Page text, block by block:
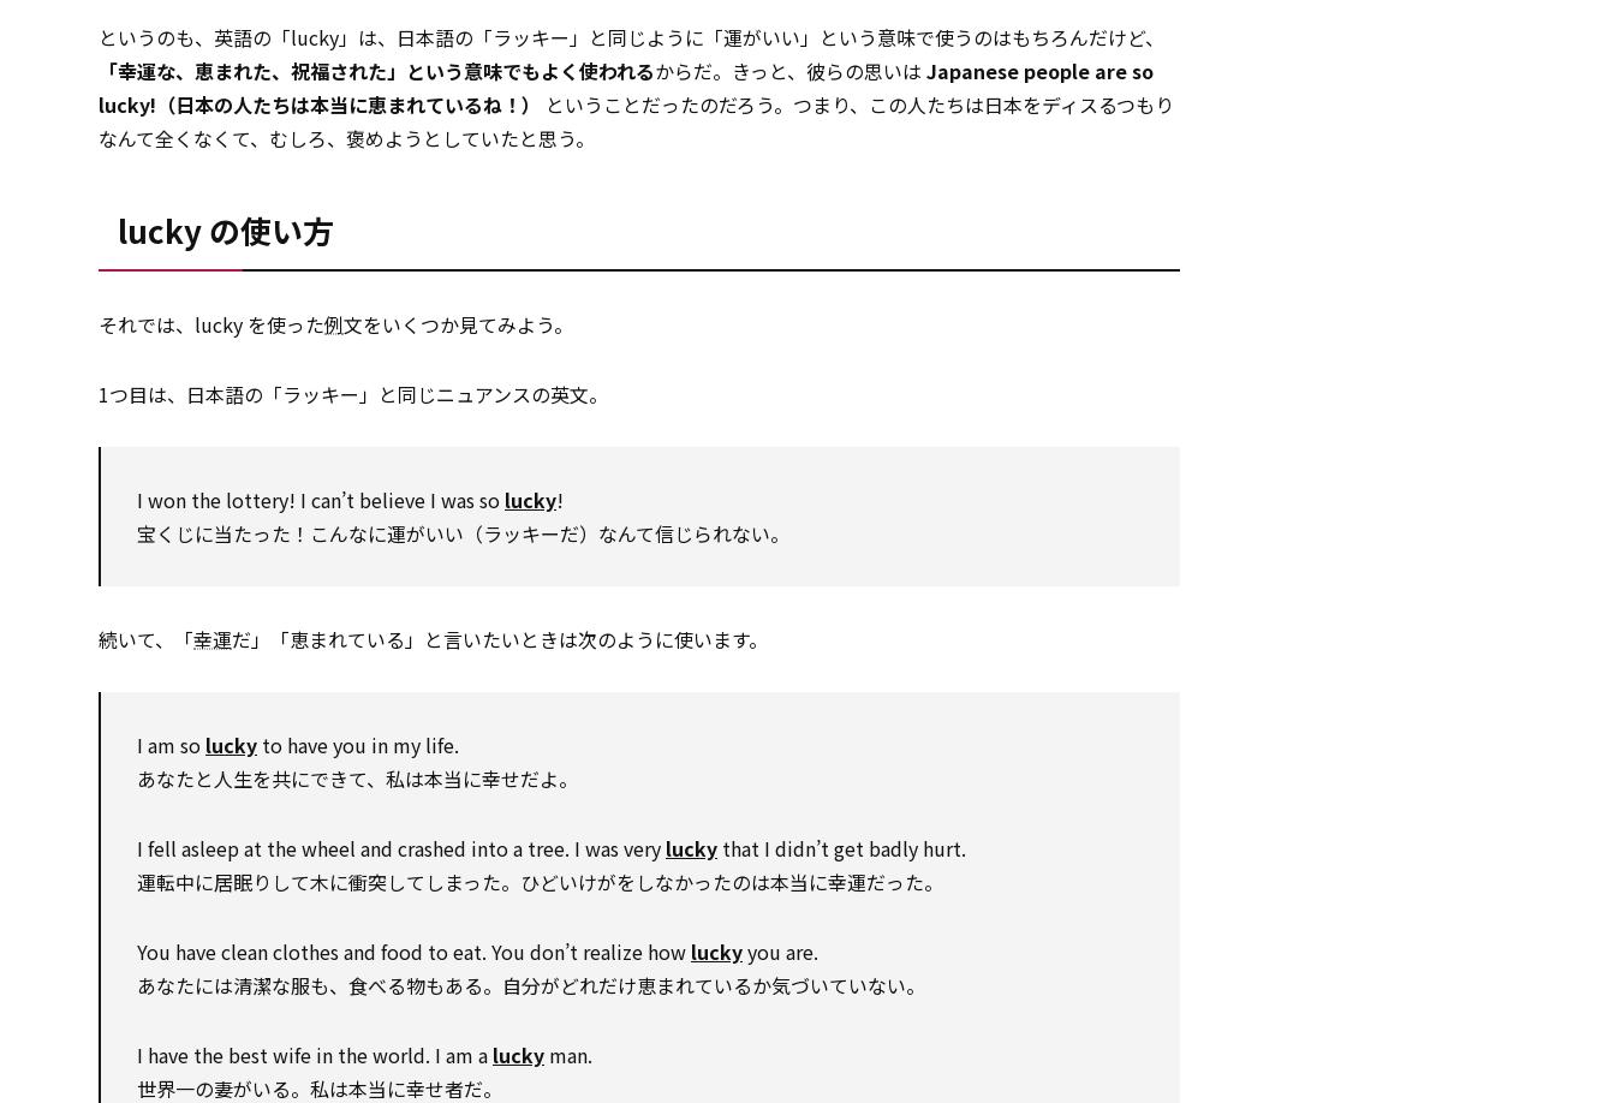
というのも、英語の「lucky」は、日本語の「ラッキー」と同じように「運がいい」という意味で使うのはもちろんだけど、
「幸運な、恵まれた、祝福された」という意味でもよく使われるからだ。きっと、彼らの思いは Japanese people are so
lucky!（日本の人たちは本当に恵まれているね！）
ということだったのだろう。つまり、この人たちは日本をディスるつもり
なんて全くなくて、むしろ、褒めようとしていたと思う。
lucky の使い方
それでは、lucky を使った例文をいくつか見てみよう。
1つ目は、日本語の「ラッキー」と同じニュアンスの英文。
I won the lottery! I can’t believe I was so lucky!
宝くじに当たった！こんなに運がいい（ラッキーだ）なんて信じられない。
続いて、「幸運だ」「恵まれている」と言いたいときは次のように使います。
I am so lucky to have you in my life.
あなたと人生を共にできて、私は本当に幸せだよ。
I fell asleep at the wheel and crashed into a tree. I was very lucky that I didn’t get badly hurt.
運転中に居眠りして木に衝突してしまった。ひどいけがをしなかったのは本当に幸運だった。
You have clean clothes and food to eat. You don’t realize how luckyyou are.
あなたには清潔な服も、食べる物もある。自分がどれだけ恵まれているか気づいていない。
I have the best wife in the world. I am a lucky man.
世界一の妻がいる。私は本当に幸せ者だ。